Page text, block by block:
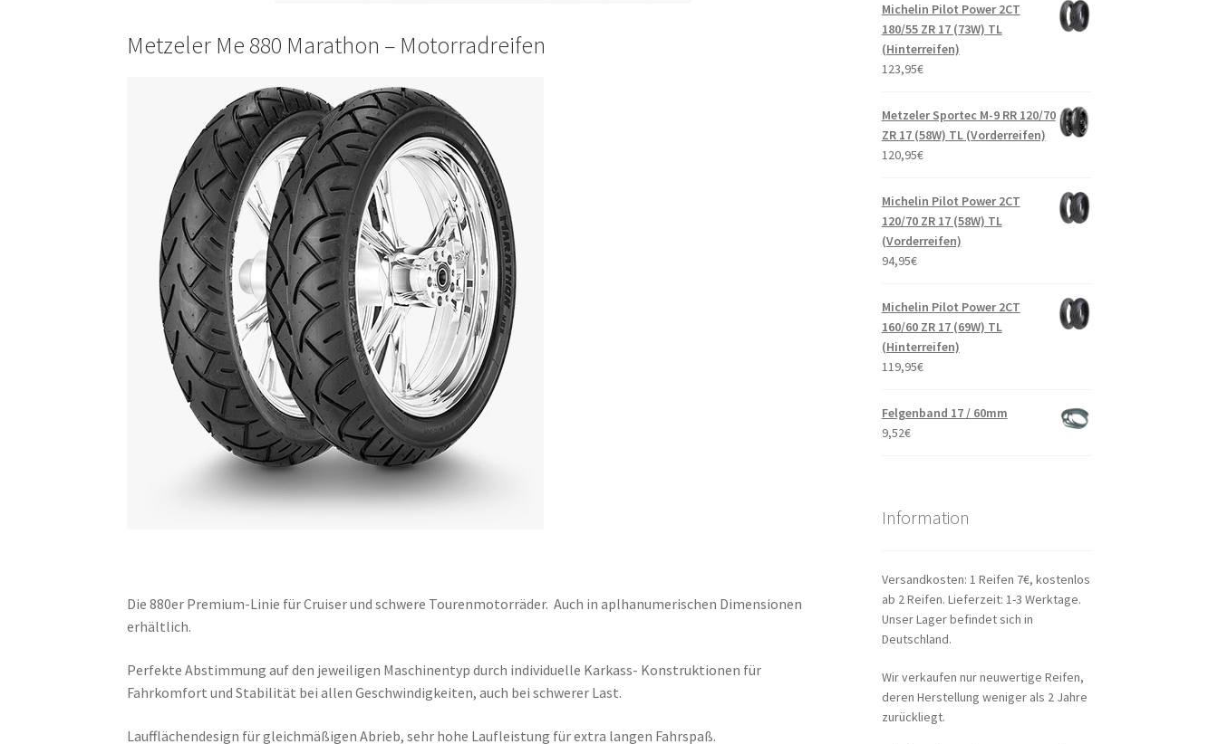
Metzeler Me 880 Marathon – Motorradreifen
Die 880er Premium-Linie für Cruiser und schwere Tourenmotorräder. Auch in aplhanumerischen Dimensionen
erhältlich.
Perfekte Abstimmung auf den jeweiligen Maschinentyp durch individuelle Karkass- Konstruktionen für
Fahrkomfort und Stabilität bei allen Geschwindigkeiten, auch bei schwerer Last.
Laufflächendesign für gleichmäßigen Abrieb, sehr hohe Laufleistung für extra langen Fahrspaß.
Michelin Pilot Power 2CT
180/55 ZR 17 (73W) TL
(Hinterreifen)
123,95€
Metzeler Sportec M-9 RR 120/70
ZR 17 (58W) TL (Vorderreifen)
120,95€
Michelin Pilot Power 2CT
120/70 ZR 17 (58W) TL
(Vorderreifen)
94,95€
Michelin Pilot Power 2CT
160/60 ZR 17 (69W) TL
(Hinterreifen)
119,95€
Felgenband 17 / 60mm
9,52€
Information
Versandkosten: 1 Reifen 7€, kostenlos
ab 2 Reifen. Lieferzeit: 1-3 Werktage.
Unser Lager befindet sich in
Deutschland.
Wir verkaufen nur neuwertige Reifen,
deren Herstellung weniger als 2 Jahre
zurückliegt.